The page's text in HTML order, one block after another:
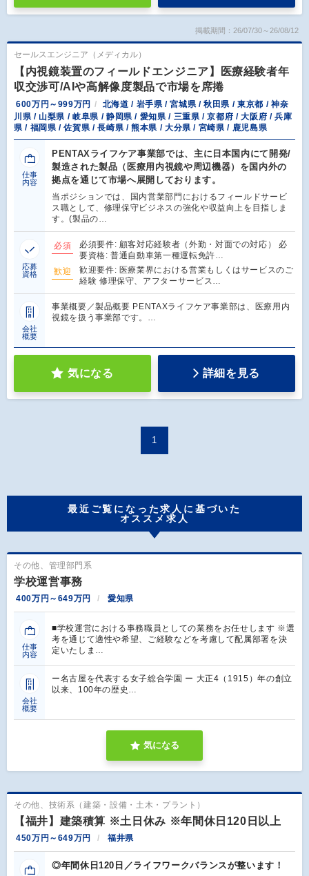
掲載期間：26/07/30～26/08/12
セールスエンジニア（メディカル）
【内視鏡装置のフィールドエンジニア】医療経験者年
収交渉可/AIや高解像度製品で市場を席捲
600万円～999万円
北海道 / 岩手県 / 宮城県 / 秋田県 / 東京都 / 神奈
川県 / 山梨県 / 岐阜県 / 静岡県 / 愛知県 / 三重県 / 京都府 / 大阪府 / 兵庫
県 / 福岡県 / 佐賀県 / 長崎県 / 熊本県 / 大分県 / 宮崎県 / 鹿児島県
仕事
内容
PENTAXライフケア事業部では、主に日本国内にて開発/
製造された製品（医療用内視鏡や周辺機器）を国内外の
拠点を通じて市場へ展開しております。
当ポジションでは、国内営業部門におけるフィールドサービ
ス職として、修理保守ビジネスの強化や収益向上を目指しま
す。(製品の…
応募
資格
必須
必須要件: 顧客対応経験者（外勤・対面での対応） 必
要資格: 普通自動車第一種運転免許…
歓迎
歓迎要件: 医療業界における営業もしくはサービスのご
経験 修理保守、アフターサービス…
会社
概要
事業概要／製品概要 PENTAXライフケア事業部は、医療用内
視鏡を扱う事業部です。…
気になる 詳細を見る
1
最近ご覧になった求人に基づいた
オススメ求人
その他、管理部門系
学校運営事務
400万円～649万円 愛知県
仕事
内容
■学校運営における事務職員としての業務をお任せします ※選
考を通じて適性や希望、ご経験などを考慮して配属部署を決
定いたしま…
会社
概要
ー名古屋を代表する女子総合学園 ー 大正4（1915）年の創立
以来、100年の歴史…
気になる
その他、技術系（建築・設備・土木・プラント）
【福井】建築積算 ※土日休み ※年間休日120日以上
450万円～649万円 福井県
◎年間休日120日／ライフワークバランスが整います！